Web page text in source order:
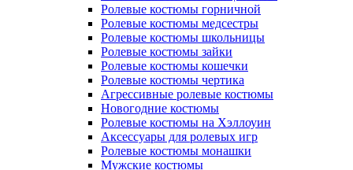
Ролевые костюмы горничной
Ролевые костюмы медсестры
Ролевые костюмы школьницы
Ролевые костюмы зайки
Ролевые костюмы кошечки
Ролевые костюмы чертика
Агрессивные ролевые костюмы
Новогодние костюмы
Ролевые костюмы на Хэллоуин
Аксессуары для ролевых игр
Ролевые костюмы монашки
Мужские костюмы